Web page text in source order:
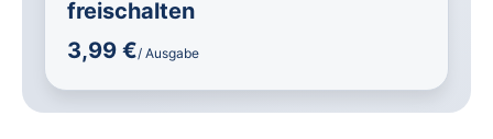
freischalten
3,99 €/ Ausgabe